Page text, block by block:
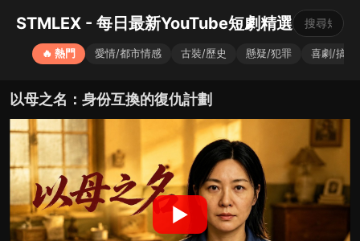
STMLEX - 每日最新YouTube短劇精選
🔥 熱門 愛情/都市情感 古裝/歷史 懸疑/犯罪 喜劇/搞笑
以母之名：身份互換的復仇計劃
▶